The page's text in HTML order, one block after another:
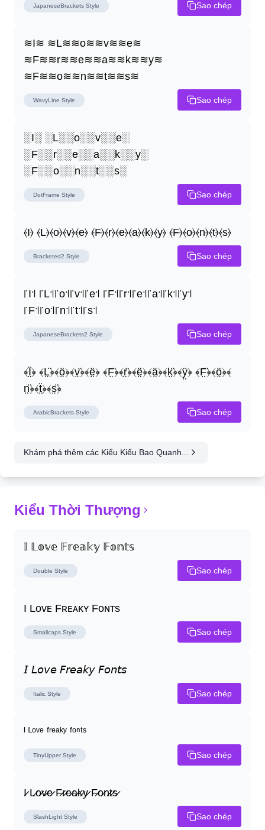
JapaneseBrackets Style Sao chép
≋I≋ ≋L≋≋o≋≋v≋≋e≋
≋F≋≋r≋≋e≋≋a≋≋k≋≋y≋
≋F≋≋o≋≋n≋≋t≋≋s≋
WavyLine Style Sao chép
░I░ ░L░░o░░v░░e░
░F░░r░░e░░a░░k░░y░
░F░░o░░n░░t░░s░
DotFrame Style Sao chép
⦑I⦒ ⦑L⦒⦑o⦒⦑v⦒⦑e⦒ ⦑F⦒⦑r⦒⦑e⦒⦑a⦒⦑k⦒⦑y⦒ ⦑F⦒⦑o⦒⦑n⦒⦑t⦒⦑s⦒
Bracketed2 Style Sao chép
꜍I꜉ ꜍L꜉꜍o꜉꜍v꜉꜍e꜉ ꜍F꜉꜍r꜉꜍e꜉꜍a꜉꜍k꜉꜍y꜉
꜍F꜉꜍o꜉꜍n꜉꜍t꜉꜍s꜉
JapaneseBrackets2 Style Sao chép
﴾Ï̤﴿ ﴾L̤̈﴿﴾ö̤﴿﴾v̤̈﴿﴾ë̤﴿ ﴾F̤̈﴿﴾r̤̈﴿﴾ë̤﴿﴾ä̤﴿﴾k̤̈﴿﴾ÿ̤﴿ ﴾F̤̈﴿﴾ö̤﴿﴾
n̤̈﴿﴾ẗ̤﴿﴾s̤̈﴿
ArabicBrackets Style Sao chép
Khám phá thêm các Kiểu Kiểu Bao Quanh...
Kiểu Thời Thượng
𝕀 𝕃𝕠𝕧𝕖 𝔽𝕣𝕖𝕒𝕜𝕪 𝔽𝕠𝕟𝕥𝕤
Double Style Sao chép
I Lᴏᴠᴇ Fʀᴇᴀᴋʏ Fᴏɴᴛs
Smallcaps Style Sao chép
𝘐 𝘓𝘰𝘷𝘦 𝘍𝘳𝘦𝘢𝘬𝘺 𝘍𝘰𝘯𝘵𝘴
Italic Style Sao chép
ᴵ ᴸᵒᵛᵉ ᶠʳᵉᵃᵏʸ ᶠᵒⁿᵗˢ
TinyUpper Style Sao chép
I̷ L̷o̷v̷e̷ F̷r̷e̷a̷k̷y̷ F̷o̷n̷t̷s̷
SlashLight Style Sao chép